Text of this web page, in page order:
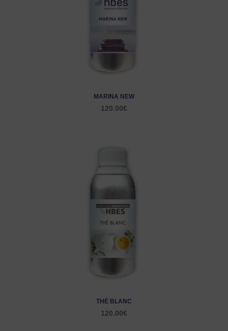
MARINA NEW
120.00€
THÉ BLANC
120.00€